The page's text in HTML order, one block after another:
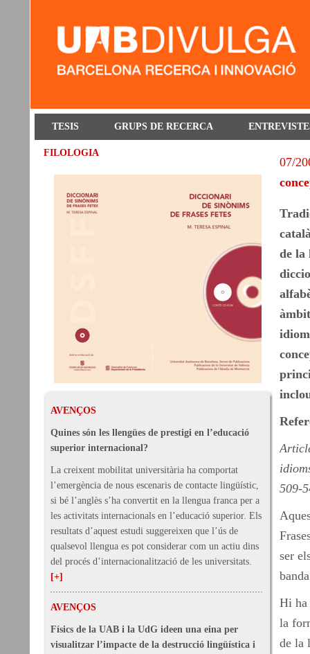
TESIS GRUPS DE RECERCA
FILOLOGIA
AVENÇOS
Quines són les llengües de prestigi en l’educació
superior internacional?
La creixent mobilitat universitària ha comportat
l’emergència de nous escenaris de contacte lingüístic,
si bé l’anglès s’ha convertit en la llengua franca per a
les activitats internacionals en l’educació superior. Els
resultats d’aquest estudi suggereixen que l’ús de
qualsevol llengua es pot considerar com un actiu dins
del procés d’internacionalització de les universitats.
[+]
AVENÇOS
Físics de la UAB i la UdG ideen una eina per
visualitzar l’impacte de la destrucció lingüística i
07/
de la
509-
ser
Hi ha
la
de la